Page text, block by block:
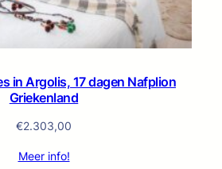
in Argolis, 17 dagen Nafplion
Griekenland
€2.303,00
Meer info!